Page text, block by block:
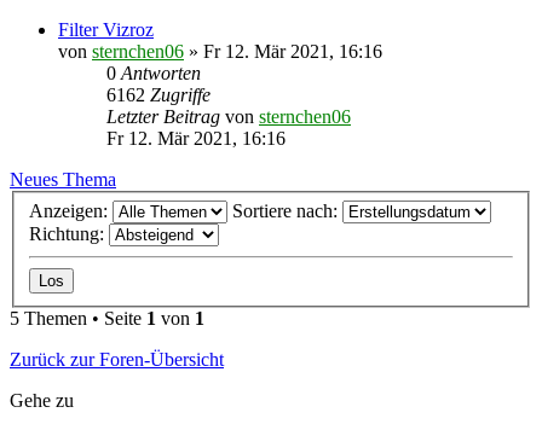
Filter Vizroz
von sternchen06 » Fr 12. Mär 2021, 16:16
0 Antworten
6162 Zugriffe
Letzter Beitrag von sternchen06
Fr 12. Mär 2021, 16:16
Neues Thema
Anzeigen:
Sortiere nach:
Richtung:
5 Themen • Seite 1 von 1
Zurück zur Foren-Übersicht
Gehe zu